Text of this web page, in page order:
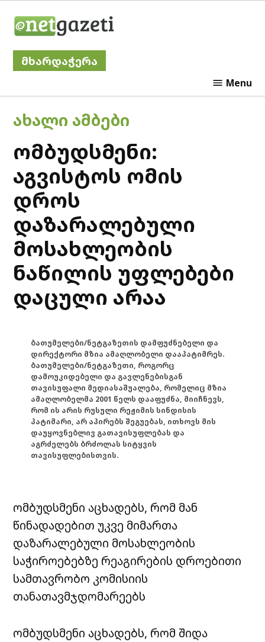
მხარდაჭერა
Menu
POSTED
ᲐᲮᲐᲚᲘ ᲐᲛᲑᲔᲑᲘ
ომბუდსმენი:
აგვისტოს ომის
დროს
დაზარალებული
მოსახლეობის
ნაწილის უფლებები
დაცული არაა
ბათუმელები/ნეტგაზეთის დამფუძნებელი და
დირექტორი მზია ამაღლობელი დააპატიმრეს.
ბათუმელები/ნეტგაზეთი, როგორც
დამოუკიდებელი და გავლენებისგან
თავისუფალი მედიასაშუალება, რომელიც მზია
ამაღლობელმა 2001 წელს დააფუძნა, მიიჩნევს,
რომ ის არის რუსული რეჟიმის სინდისის
პატიმარი, არ აპირებს შეგუებას, ითხოვს მის
დაუყოვნებლივ გათავისუფლებას და
აგრძელებს ბრძოლას სიტყვის
თავისუფლებისთვის.
ომბუდსმენი აცხადებს, რომ მან
წინადადებით უკვე მიმართა
დაზარალებული მოსახლეობის
საჭიროებებზე რეაგირების დროებითი
სამთავრობო კომისიის
თანათავმჯდომარეებს
ომბუდსმენი აცხადებს, რომ შიდა